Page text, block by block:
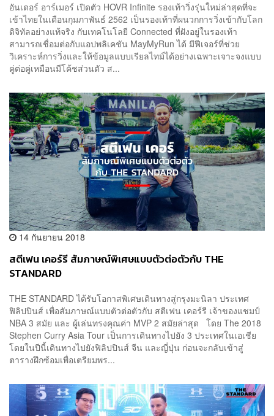
อันเดอร์ อาร์เมอร์ เปิดตัว HOVR Infinite รองเท้าวิ่งรุ่นใหม่ล่าสุดที่จะ
เข้าไทยในเดือนกุมภาพันธ์ 2562 เป็นรองเท้าที่ผนวกการวิ่งเข้ากับโลก
ดิจิทัลอย่างแท้จริง กับเทคโนโลยี Connected ที่ฝังอยู่ในรองเท้า
สามารถเชื่อมต่อกับแอปพลิเคชัน MayMyRun ได้ มีฟีเจอร์ที่ช่วย
วิเคราะห์การวิ่งและให้ข้อมูลแบบเรียลไทม์ได้อย่างเฉพาะเจาะจงแบบ
คู่ต่อคู่เหมือนมีโค้ชส่วนตัว ส...
14 กันยายน 2018
สตีเฟน เคอร์รี สัมภาษณ์พิเศษแบบตัวต่อตัวกับ THE
STANDARD
THE STANDARD ได้รับโอกาสพิเศษเดินทางสู่กรุงมะนิลา ประเทศ
ฟิลิปปินส์ เพื่อสัมภาษณ์แบบตัวต่อตัวกับ สตีเฟน เคอร์รี เจ้าของแชมป์
NBA 3 สมัย และ ผู้เล่นทรงคุณค่า MVP 2 สมัยล่าสุด โดย The 2018
Stephen Curry Asia Tour เป็นการเดินทางไปยัง 3 ประเทศในเอเชีย
โดยในปีนี้เดินทางไปยังฟิลิปปินส์ จีน และญี่ปุ่น ก่อนจะกลับเข้าสู่
ตารางฝึกซ้อมเพื่อเตรียมพร...